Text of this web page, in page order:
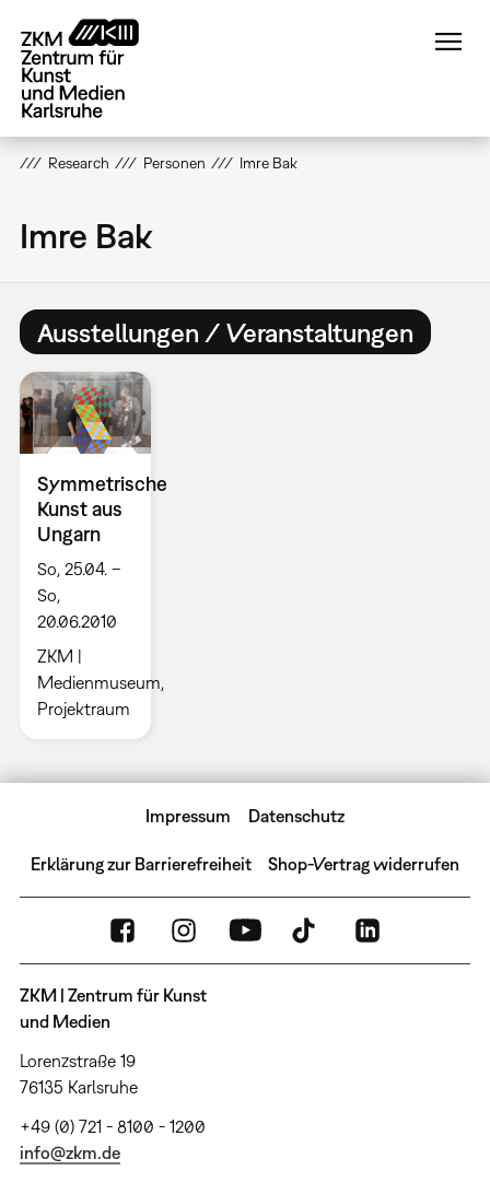
zum
Inhalt
Research Personen Imre Bak
Imre Bak
Ausstellungen / Veranstaltungen
Symmetrische
Kunst aus
Ungarn
So, 25.04. –
So,
20.06.2010
ZKM |
Medienmuseum,
Projektraum
Impressum Datenschutz
Erklärung zur Barrierefreiheit Shop-Vertrag widerrufen
ZKM | Zentrum für Kunst
und Medien
Lorenzstraße 19
76135 Karlsruhe
+49 (0) 721 - 8100 - 1200
info@zkm.de